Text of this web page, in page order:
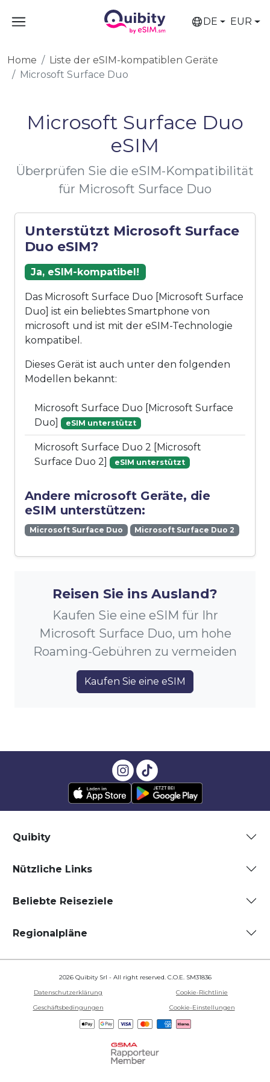
DE EUR
Home
Liste der eSIM-kompatiblen Geräte
Microsoft Surface Duo
Microsoft Surface Duo
eSIM
Überprüfen Sie die eSIM-Kompatibilität
für Microsoft Surface Duo
Unterstützt Microsoft Surface
Duo eSIM?
Ja, eSIM-kompatibel!
Das Microsoft Surface Duo [Microsoft Surface
Duo] ist ein beliebtes Smartphone von
microsoft und ist mit der eSIM-Technologie
kompatibel.
Dieses Gerät ist auch unter den folgenden
Modellen bekannt:
Microsoft Surface Duo [Microsoft Surface
Duo]
eSIM unterstützt
Microsoft Surface Duo 2 [Microsoft
Surface Duo 2]
eSIM unterstützt
Andere microsoft Geräte, die
eSIM unterstützen:
Microsoft Surface Duo Microsoft Surface Duo 2
Reisen Sie ins Ausland?
Kaufen Sie eine eSIM für Ihr
Microsoft Surface Duo, um hohe
Roaming-Gebühren zu vermeiden
Kaufen Sie eine eSIM
Quibity
Nützliche Links
Beliebte Reiseziele
Regionalpläne
2026 Quibity Srl - All right reserved. C.O.E. SM31836
Datenschutzerklärung
Cookie-Richtlinie
Geschäftsbedingungen
Cookie-Einstellungen